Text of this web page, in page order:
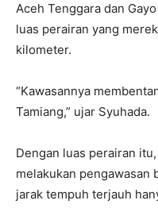
Aceh Tenggara dan
luas perairan yang
kilometer.
“Kawasannya
Tamiang,” ujar Syuhada.
Dengan luas perairan
melakukan pengawasan
jarak tempuh terjauh